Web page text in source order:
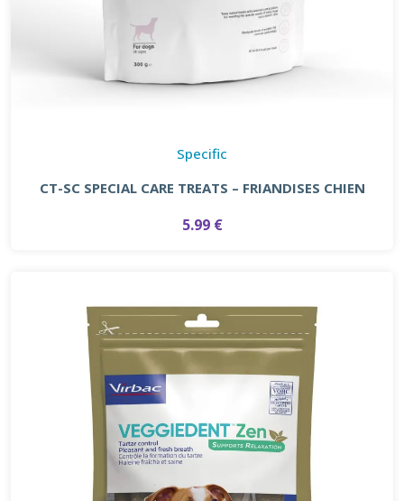
Specific
CT-SC SPECIAL CARE TREATS – FRIANDISES CHIEN
5.99 €